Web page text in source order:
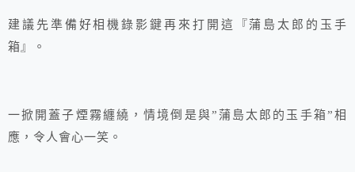
建議先準備好相機錄影鍵再來打開這『蒲島太郎的玉手
箱』。
一掀開蓋子煙霧纏繞，情境倒是與”蒲島太郎的玉手箱”相
應，令人會心一笑。